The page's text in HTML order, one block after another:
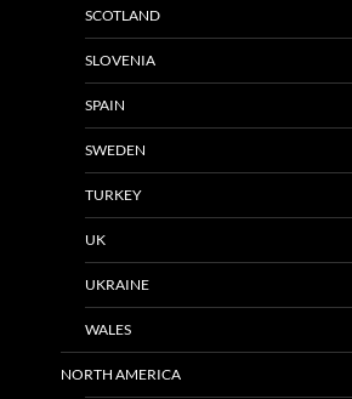
SCOTLAND
SLOVENIA
SPAIN
SWEDEN
TURKEY
UK
UKRAINE
WALES
NORTH AMERICA